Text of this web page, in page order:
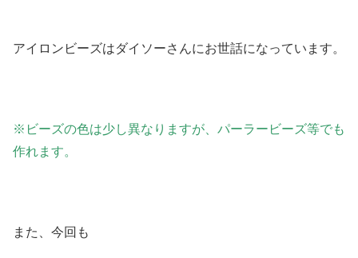
アイロンビーズはダイソーさんにお世話になっています。
※ビーズの色は少し異なりますが、パーラービーズ等でも
作れます。
また、今回も